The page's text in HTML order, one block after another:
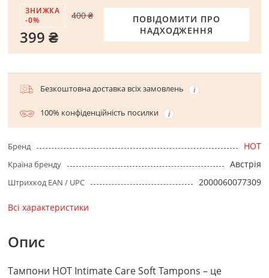
ПОВІДОМИТИ ПРО
НАДХОДЖЕННЯ
ЗНИЖКА
-0%
400 ₴
399 ₴
Безкоштовна доставка всіх замовлень
100% конфіденційність посилки
Бренд HOT
Країна бренду Австрія
Штрихкод EAN / UPC 2000060077309
Всі характеристики
Опис
Тампони HOT Intimate Care Soft Tampons – це